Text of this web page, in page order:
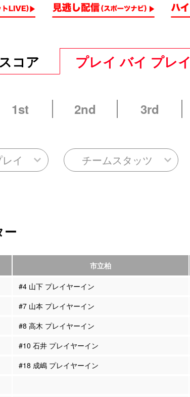
コア プレイ バイ プレイ
1st 2nd 3rd
イ チームスタッツ
ー
市立柏
#4 山下 プレイヤーイン
#7 山本 プレイヤーイン
#8 高木 プレイヤーイン
#10 石井 プレイヤーイン
#18 成嶋 プレイヤーイン